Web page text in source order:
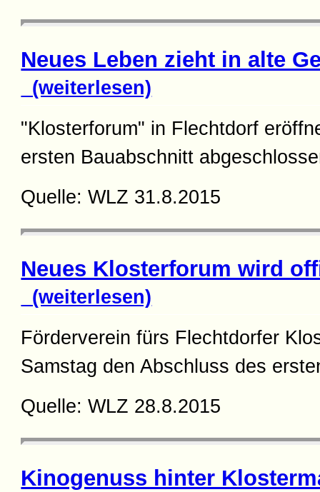
Neues Leben zieht in alte
(weiterlesen)
"Klosterforum" in Flechtdorf
ersten Bauabschnitt
Quelle: WLZ 31.8.2015
Neues Klosterforum wird
(weiterlesen)
Förderverein fürs Flechtdorfer
Samstag den Abschluss des
Quelle: WLZ 28.8.2015
Kinogenuss hinter